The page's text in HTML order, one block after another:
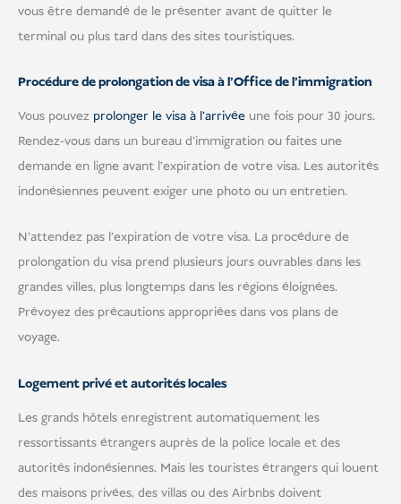
vous être demandé de le présenter avant de quitter le
terminal ou plus tard dans des sites touristiques.
Procédure de prolongation de visa à l'Office de l'immigration
Vous pouvez prolonger le visa à l'arrivée une fois pour 30 jours.
Rendez-vous dans un bureau d'immigration ou faites une
demande en ligne avant l'expiration de votre visa. Les autorités
indonésiennes peuvent exiger une photo ou un entretien.
N'attendez pas l'expiration de votre visa. La procédure de
prolongation du visa prend plusieurs jours ouvrables dans les
grandes villes, plus longtemps dans les régions éloignées.
Prévoyez des précautions appropriées dans vos plans de
voyage.
Logement privé et autorités locales
Les grands hôtels enregistrent automatiquement les
ressortissants étrangers auprès de la police locale et des
autorités indonésiennes. Mais les touristes étrangers qui louent
des maisons privées, des villas ou des Airbnbs doivent